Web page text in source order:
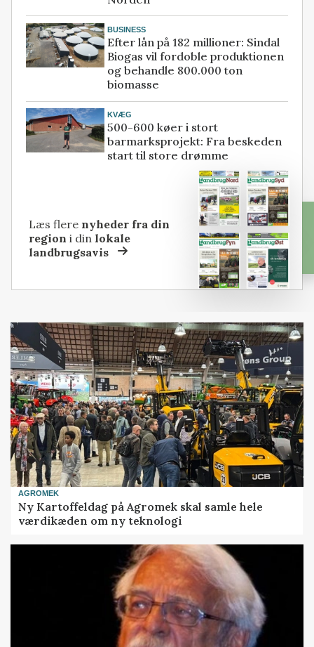
BUSINESS
Efter lån på 182 millioner: Sindal
Biogas vil fordoble produktionen
og behandle 800.000 ton
biomasse
KVÆG
500-600 køer i stort
barmarksprojekt: Fra beskeden
start til store drømme
Læs flere nyheder fra din
region i dinlokale
landbrugsavis
AGROMEK
Ny Kartoffeldag på Agromek skal samle hele
værdikæden om ny teknologi